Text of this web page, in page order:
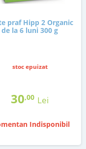
praf Hipp 2 Organic
de la 6 luni 300 g
stoc epuizat
30,00 Lei
Indisponibil